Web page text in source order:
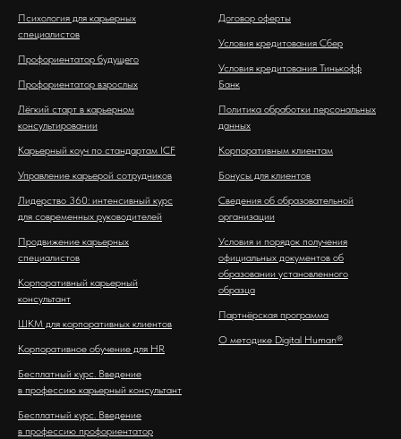
Психология для карьерных
специалистов
Профориентатор будущего
Профориентатор взрослых
Лёгкий старт в карьерном
консультировании
Карьерный коуч по стандартам ICF
Управление карьерой сотрудников
Лидерство 360: интенсивный курс
для современных руководителей
Продвижение карьерных
специалистов
Корпоративный карьерный
консультант
ШКМ для корпоративных клиентов
Корпоративное обучение для HR
Бесплатный курс. Введение
в профессию карьерный консультант
Бесплатный курс. Введение
в профессию профориентатор
Договор оферты
Условия кредитования Сбер
Условия кредитования Тинькофф
Банк
Политика обработки персональных
данных
Корпоративным клиентам
Бонусы для клиентов
Сведения об образовательной
организации
Условия и порядок получения
официальных документов об
образовании установленного
образца
Партнёрская программа
О методике Digital Human®